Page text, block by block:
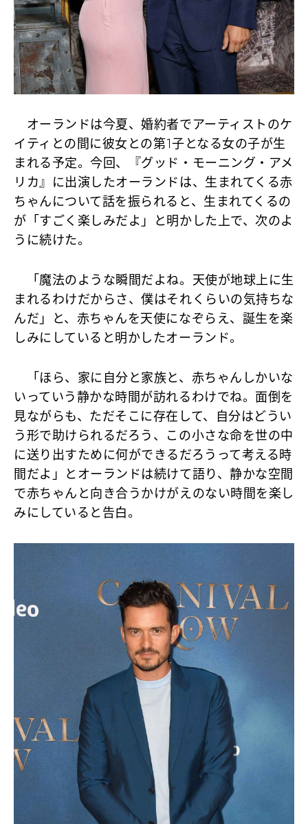
オーランドは今夏、婚約者でアーティストのケ
イティとの間に彼女との第1子となる女の子が生
まれる予定。今回、『グッド・モーニング・アメ
リカ』に出演したオーランドは、生まれてくる赤
ちゃんについて話を振られると、生まれてくるの
が「すごく楽しみだよ」と明かした上で、次のよ
うに続けた。
「魔法のような瞬間だよね。天使が地球上に生
まれるわけだからさ、僕はそれくらいの気持ちな
んだ」と、赤ちゃんを天使になぞらえ、誕生を楽
しみにしていると明かしたオーランド。
「ほら、家に自分と家族と、赤ちゃんしかいな
いっていう静かな時間が訪れるわけでね。面倒を
見ながらも、ただそこに存在して、自分はどうい
う形で助けられるだろう、この小さな命を世の中
に送り出すために何ができるだろうって考える時
間だよ」とオーランドは続けて語り、静かな空間
で赤ちゃんと向き合うかけがえのない時間を楽し
みにしていると告白。